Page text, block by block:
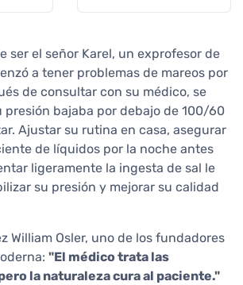
ser el señor Karel, un exprofesor de
a tener problemas de mareos por
de consultar con su médico, se
presión bajaba por debajo de 100/60
Ajustar su rutina en casa, asegurar
de líquidos por la noche antes
ligeramente la ingesta de sal le
su presión y mejorar su calidad
William Osler, uno de los fundadores
"El médico trata las
la naturaleza cura al paciente."